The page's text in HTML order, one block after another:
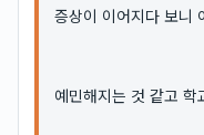
증상이 이어지다 보니
예민해지는 것 같고 학